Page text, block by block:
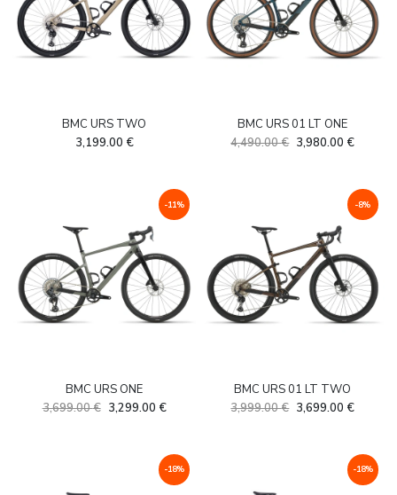
BMC URS TWO
3,199.00 €
BMC URS 01 LT ONE
4,490.00€ Algne
4,490.00 €.
3,980.00 €Current
-11%
BMC URS ONE
3,699.00€ Algne
3,699.00 €.
3,299.00 €Current
3,299.00 €.
-8%
BMC URS 01 LT TWO
3,999.00€ Algne
3,999.00 €.
3,699.00 €Current
-18% -18%